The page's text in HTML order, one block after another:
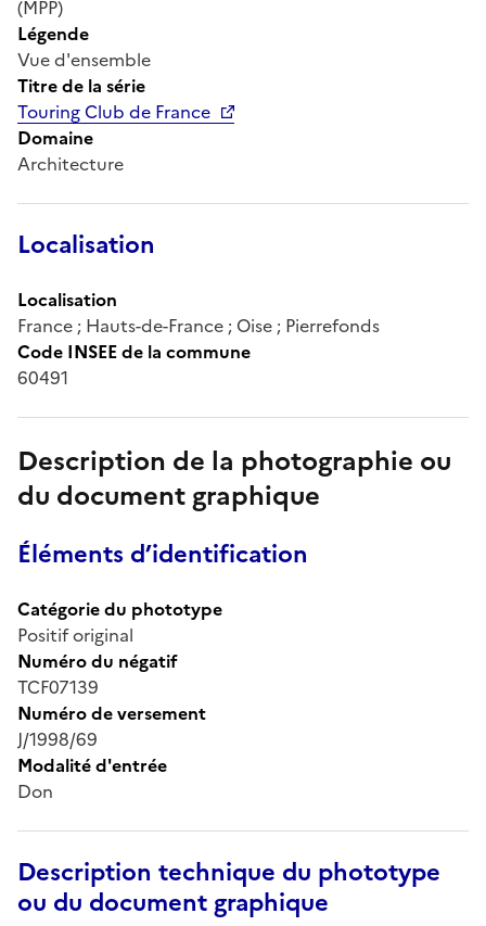
(MPP)
Légende
Vue d'ensemble
Titre de la série
Touring Club de France
Domaine
Architecture
Localisation
Localisation
France ; Hauts-de-France ; Oise ; Pierrefonds
Code INSEE de la commune
60491
Description de la photographie ou
du document graphique
Éléments d’identification
Catégorie du phototype
Positif original
Numéro du négatif
TCF07139
Numéro de versement
J/1998/69
Modalité d'entrée
Don
Description technique du phototype
ou du document graphique